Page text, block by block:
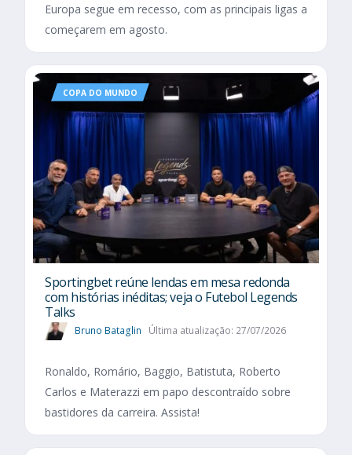
Europa segue em recesso, com as principais ligas a
começarem em agosto.
COPA DO MUNDO
Sportingbet reúne lendas em mesa redonda
com histórias inéditas; veja o Futebol Legends
Talks
Bruno Bataglin Última atualização: 27/07/2026
Ronaldo, Romário, Baggio, Batistuta, Roberto
Carlos e Materazzi em papo descontraído sobre
bastidores da carreira. Assista!